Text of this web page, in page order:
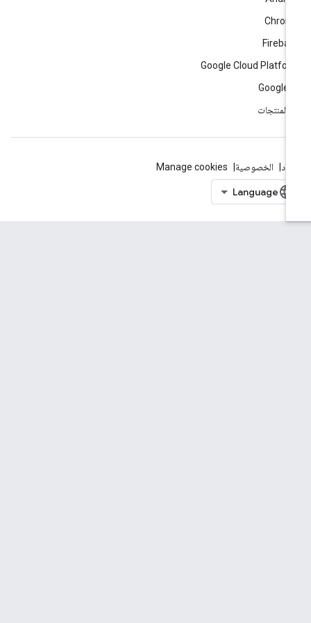
Google Cloud
Google
المنتجات
الخصوصية Manage cookies